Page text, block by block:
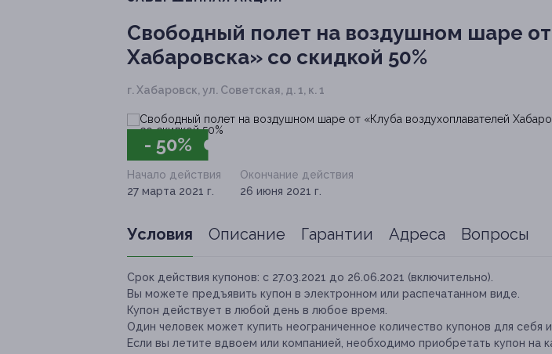
Свободный полет на воздушном шаре
Хабаровска» со скидкой 50%
г. Хабаровск, ул. Советская, д. 1, к. 1
- 50%
Начало действия
27 марта 2021 г.
Окончание действия
26 июня 2021 г.
Условия Описание Гарантии Адреса Вопросы
Срок действия купонов: с 27.03.2021 до 26.06.2021 (включительно).
Вы можете предъявить купон в электронном или распечатанном виде.
Купон действует в любой день в любое время.
Один человек может купить неограниченное количество купонов для себя
Если вы летите вдвоем или компанией, необходимо приобретать купон на